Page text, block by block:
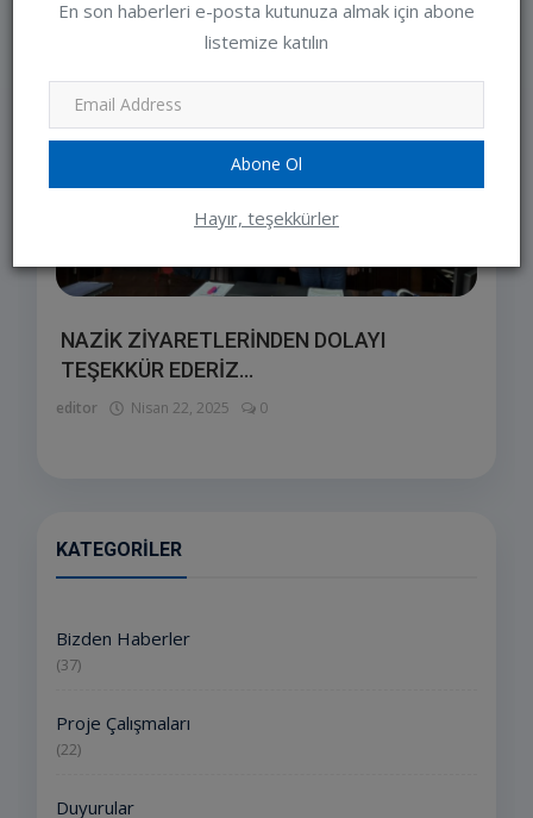
En son haberleri e-posta kutunuza almak için abone
listemize katılın
Abone Ol
Hayır, teşekkürler
NAZİK ZİYARETLERİNDEN DOLAYI
TEŞEKKÜR EDERİZ...
editor Nisan 22, 2025 0
KATEGORILER
Bizden Haberler
(37)
Proje Çalışmaları
(22)
Duyurular